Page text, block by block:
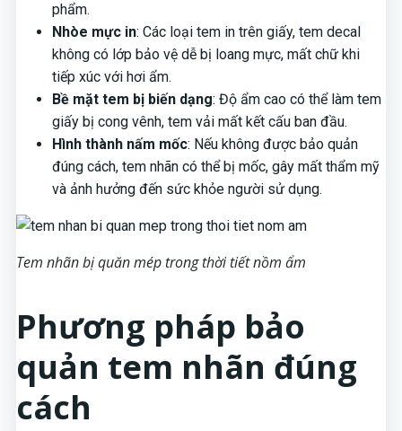
phẩm.
Nhòe mực in: Các loại tem in trên giấy, tem decal
không có lớp bảo vệ dễ bị loang mực, mất chữ khi
tiếp xúc với hơi ẩm.
Bề mặt tem bị biến dạng: Độ ẩm cao có thể làm tem
giấy bị cong vênh, tem vải mất kết cấu ban đầu.
Hình thành nấm mốc: Nếu không được bảo quản
đúng cách, tem nhãn có thể bị mốc, gây mất thẩm mỹ
và ảnh hưởng đến sức khỏe người sử dụng.
Tem nhãn bị quăn mép trong thời tiết nồm ẩm
Phương pháp bảo
quản tem nhãn đúng
cách